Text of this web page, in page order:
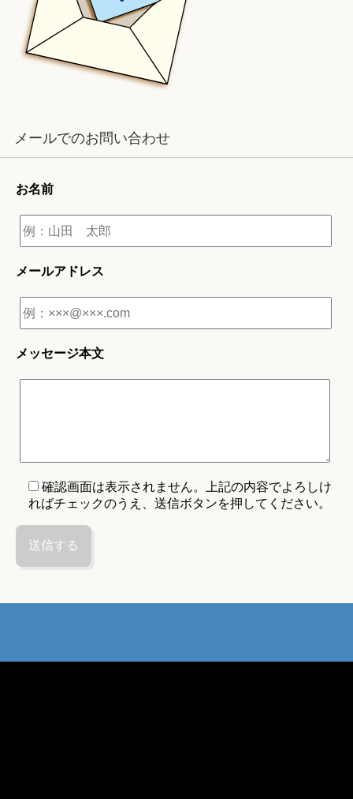
メールでのお問い合わせ
お名前
メールアドレス
メッセージ本文
確認画面は表示されません。上記の内容でよろしけ
ればチェックのうえ、送信ボタンを押してください。